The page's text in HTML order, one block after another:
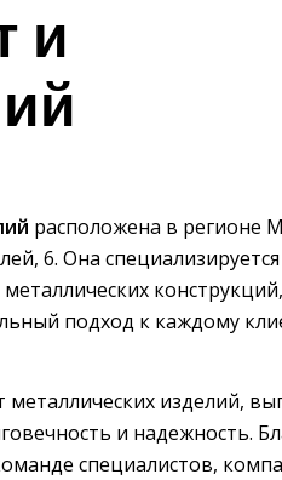
и
расположена в регионе
6. Она
подход к каждому
изделий,
и надежность.
специалистов,